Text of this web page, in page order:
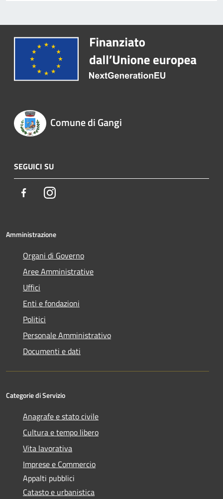
Comune di Gangi
SEGUICI SU
FacebookInstagram
Amministrazione
Organi di Governo
Aree Amministrative
Uffici
Enti e fondazioni
Politici
Personale Amministrativo
Documenti e dati
Categorie di Servizio
Anagrafe e stato civile
Cultura e tempo libero
Vita lavorativa
Imprese e Commercio
Appalti pubblici
Catasto e urbanistica